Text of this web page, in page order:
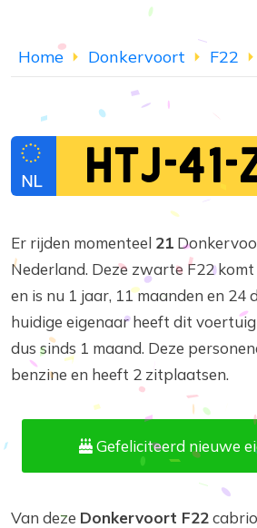
Home Donkervoort F22
HTJ-41-
Er rijden momenteel 21
Nederland. Deze zwarte F22
en is nu 1 jaar, 11 maanden en 24
huidige eigenaar heeft dit
dus sinds 1 maand. Deze
benzine en heeft 2 zitplaatsen.
Gefeliciteerd nieuwe
Van deze Donkervoort F22